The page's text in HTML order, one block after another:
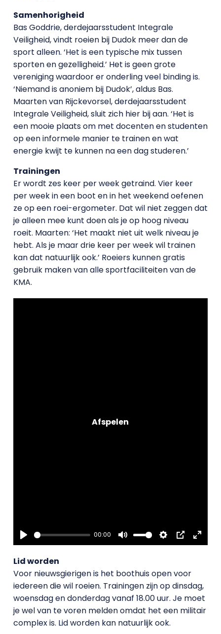
Samenhorigheid
Bas Goddrie, derdejaarsstudent Integrale
Veiligheid, vindt roeien bij Dudok meer dan de
sport alleen. ‘Het is een typische mix tussen
sporten en gezelligheid.’ Het is geen grote
vereniging waardoor er onderling veel binding is.
‘Niemand is anoniem bij Dudok’, aldus Bas.
Maarten van Rijckevorsel, derdejaarsstudent
Integrale Veiligheid, sluit zich hier bij aan. ‘Het is
een mooie plaats om met docenten en studenten
op een informele manier te trainen en wat
energie kwijt te kunnen na een dag studeren.’
Trainingen
Er wordt zes keer per week getraind. Vier keer
per week in een boot en in het weekend oefenen
ze op een roei-ergometer. Dat wil niet zeggen dat
je alleen mee kunt doen als je op hoog niveau
roeit. Maarten: ‘Het maakt niet uit welk niveau je
hebt. Als je maar drie keer per week wil trainen
kan dat natuurlijk ook.’ Roeiers kunnen gratis
gebruik maken van alle sportfaciliteiten van de
KMA.
Play
00:00
Mute Settings
PIP Enter
Lid worden
Voor nieuwsgierigen is het boothuis open voor
iedereen die wil roeien. Trainingen zijn op dinsdag,
woensdag en donderdag vanaf 18.00 uur. Je moet
je wel van te voren melden omdat het een militair
complex is. Lid worden kan natuurlijk ook.